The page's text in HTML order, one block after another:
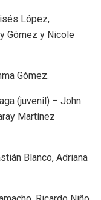
López,
Gómez y Nicole
Gómez.
(juvenil) – John
Martínez
Blanco, Adriana